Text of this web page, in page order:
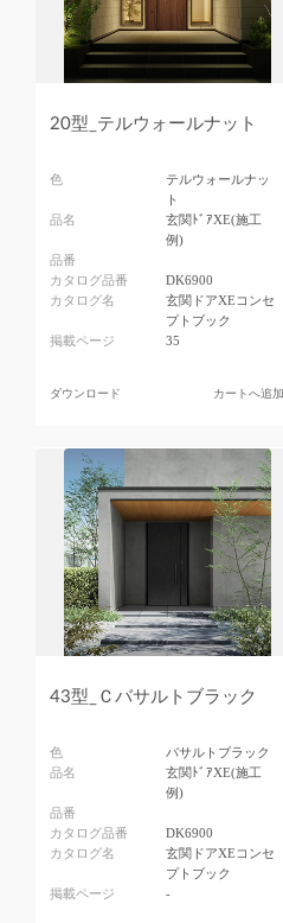
20型_テルウォールナット
色
テルウォールナッ
ト
品名
玄関ﾄﾞｱXE(施工
例)
品番
カタログ品番
DK6900
カタログ名
玄関ドアXEコンセ
プトブック
掲載ページ
35
ダウンロード カートへ追加
43型_Ｃバサルトブラック
色
バサルトブラック
品名
玄関ﾄﾞｱXE(施工
例)
品番
カタログ品番
DK6900
カタログ名
玄関ドアXEコンセ
プトブック
掲載ページ
-